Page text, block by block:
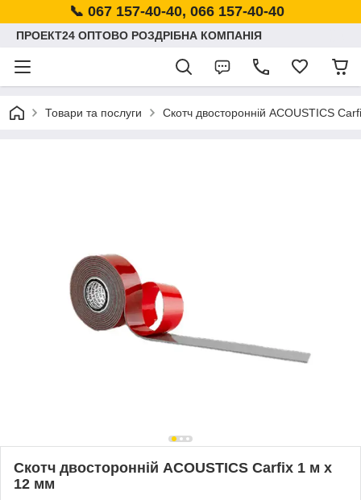
📞 067 157-40-40, 066 157-40-40
ПРОЕКТ24 ОПТОВО РОЗДРІБНА КОМПАНІЯ
Товари та послуги Скотч двосторонній ACOUSTICS
Скотч двосторонній ACOUSTICS Carfix 1 м х
12 мм